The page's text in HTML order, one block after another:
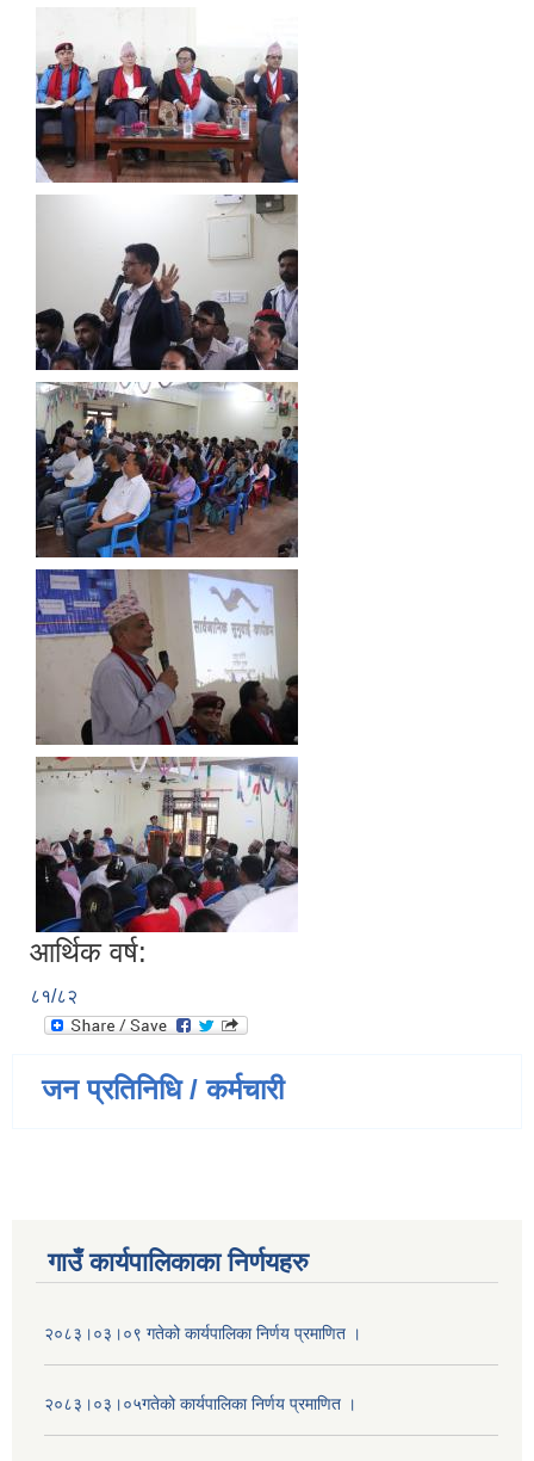
आर्थिक वर्ष:
८१/८२
जन प्रतिनिधि / कर्मचारी
गाउँ कार्यपालिकाका निर्णयहरु
२०८३।०३।०९ गतेको कार्यपालिका निर्णय प्रमाणित ।
२०८३।०३।०५गतेको कार्यपालिका निर्णय प्रमाणित ।